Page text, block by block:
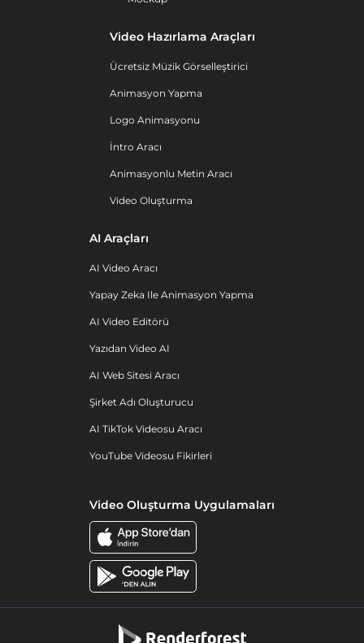
Video Hazırlama Araçları
Ücretsiz Müzik Görselleştirici
Animasyon Yapma
Logo Animasyonu
İntro Aracı
Animasyonlu Metin Aracı
Video Oluşturma
AI Araçları
AI Video Aracı
Yapay Zeka Ile Animasyon Yapma
AI Video Editörü
Yazıdan Video AI
AI Web Sitesi Aracı
Şirket Adı Oluşturucu
AI TikTok Videosu Aracı
YouTube Videosu Fikirleri
Video Oluşturma Uygulamaları